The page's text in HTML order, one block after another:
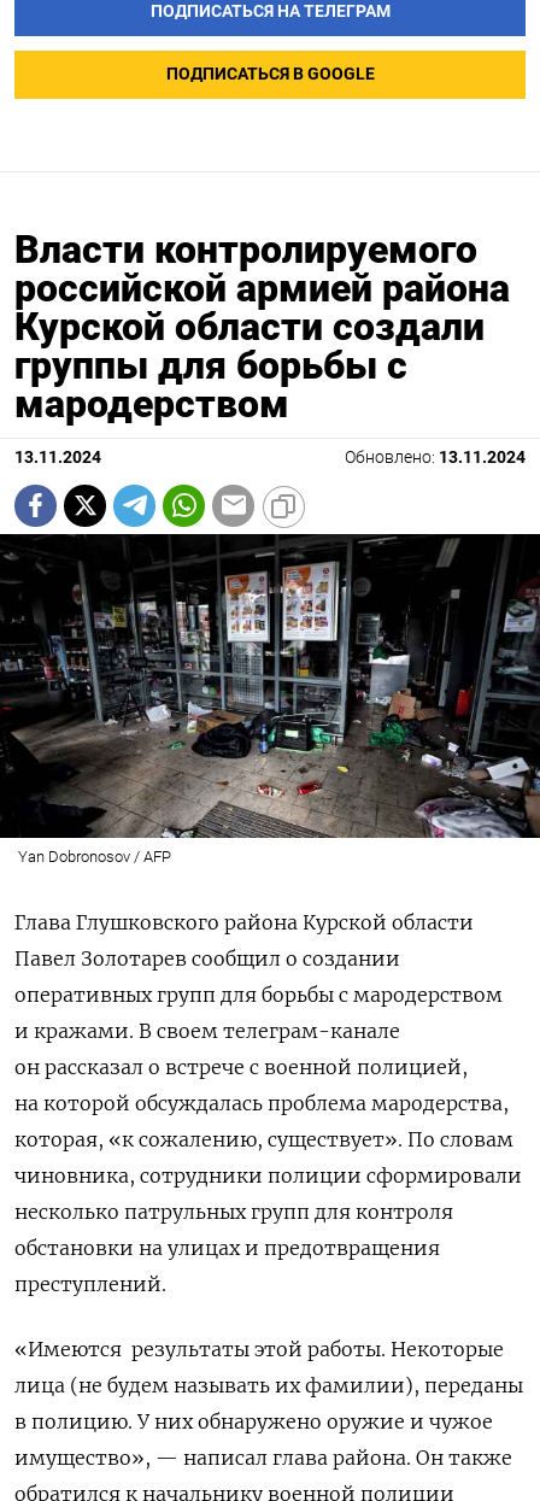
ПОДПИСАТЬСЯ НА ТЕЛЕГРАМ
ПОДПИСАТЬСЯ В GOOGLE
Власти контролируемого
российской армией района
Курской области создали
группы для борьбы с
мародерством
13.11.2024 Обновлено: 13.11.2024
Yan Dobronosov / AFP
Глава Глушковского района Курской области
Павел Золотарев сообщил о создании
оперативных групп для борьбы с мародерством
и кражами. В своем телеграм-канале
он рассказал о встрече с военной полицией,
на которой обсуждалась проблема мародерства,
которая, «к сожалению, существует». По словам
чиновника, сотрудники полиции сформировали
несколько патрульных групп для контроля
обстановки на улицах и предотвращения
преступлений.
«Имеются результаты этой работы. Некоторые
лица (не будем называть их фамилии), переданы
в полицию. У них обнаружено оружие и чужое
имущество», — написал глава района. Он также
обратился к начальнику военной полиции